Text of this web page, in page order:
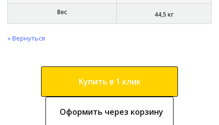
Вес 44,5 кг
« Вернуться
Купить в 1 клик
Оформить через корзину